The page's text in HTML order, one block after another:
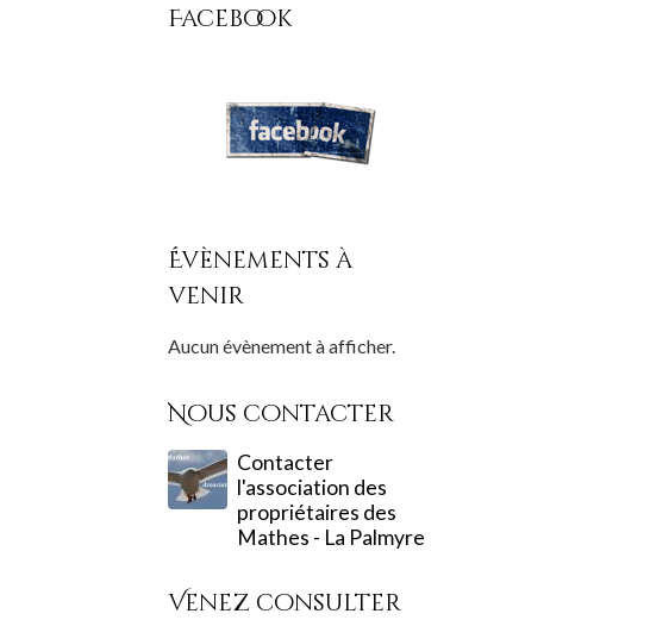
Facebook
Évènements à
venir
Aucun évènement à afficher.
Nous contacter
Contacter
l'association des
propriétaires des
Mathes - La Palmyre
Venez consulter